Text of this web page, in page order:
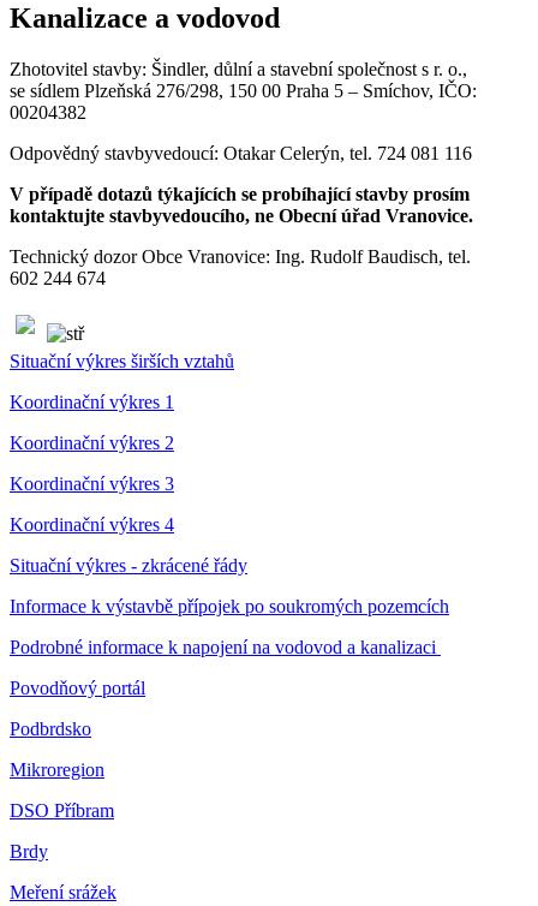
Kanalizace a vodovod
Zhotovitel stavby: Šindler, důlní a stavební společnost s r. o.,
se sídlem Plzeňská 276/298, 150 00 Praha 5 – Smíchov, IČO:
00204382
Odpovědný stavbyvedoucí: Otakar Celerýn, tel. 724 081 116
V případě dotazů týkajících se probíhající stavby prosím
kontaktujte stavbyvedoucího, ne Obecní úřad Vranovice.
Technický dozor Obce Vranovice: Ing. Rudolf Baudisch, tel.
602 244 674
Situační výkres širších vztahů
Koordinační výkres 1
Koordinační výkres 2
Koordinační výkres 3
Koordinační výkres 4
Situační výkres - zkrácené řády
Informace k výstavbě přípojek po soukromých pozemcích
Podrobné informace k napojení na vodovod a kanalizaci
Povodňový portál
Podbrdsko
Mikroregion
DSO Příbram
Brdy
Meření srážek